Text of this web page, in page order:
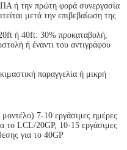
ή την πρώτη φορά συνεργασία
μετά την επιβεβαίωση της
ή 40ft: 30% προκαταβολή,
ή έναντι του αντιγράφου
παραγγελία ή μικρή
7-10 εργάσιμες ημέρες
το LCL/20GP, 10-15 εργάσιμες
για το 40GP